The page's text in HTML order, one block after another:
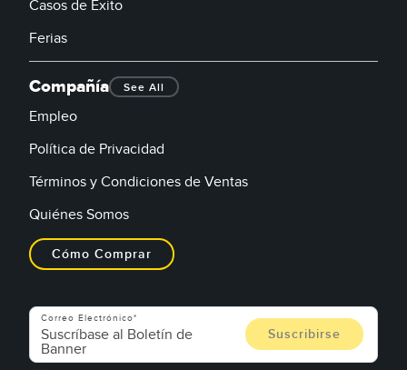
Casos de Éxito
Ferias
Compañía See All
Empleo
Política de Privacidad
Términos y Condiciones de Ventas
Quiénes Somos
Cómo Comprar
Correo Electrónico